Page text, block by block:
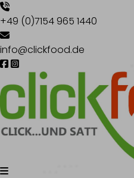
+49 (0)7154 965 1440
info@clickfood.de